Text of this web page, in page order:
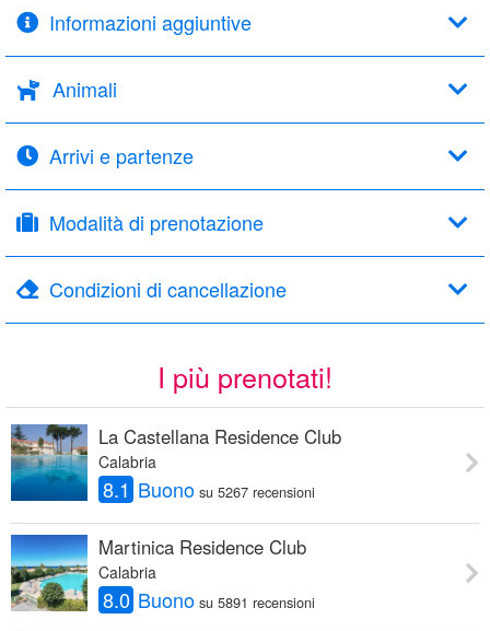
Informazioni aggiuntive
Animali
Arrivi e partenze
Modalità di prenotazione
Condizioni di cancellazione
I più prenotati!
La Castellana Residence Club
Calabria
8.1 Buono su 5267 recensioni
Martinica Residence Club
Calabria
8.0 Buono su 5891 recensioni